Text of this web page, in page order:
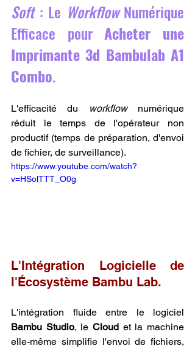
Soft : Le Workflow Numérique
Efficace pour Acheter une
Imprimante 3d Bambulab A1
Combo.
L'efficacité du workflow numérique
réduit le temps de l'opérateur non
productif (temps de préparation, d'envoi
de fichier, de surveillance).
https://www.youtube.com/watch?
v=HSolTTT_O0g
L'Intégration Logicielle de
l'Écosystème Bambu Lab.
Bambu Studio, le Cloud et la machine
elle-même simplifie l'envoi de fichiers,